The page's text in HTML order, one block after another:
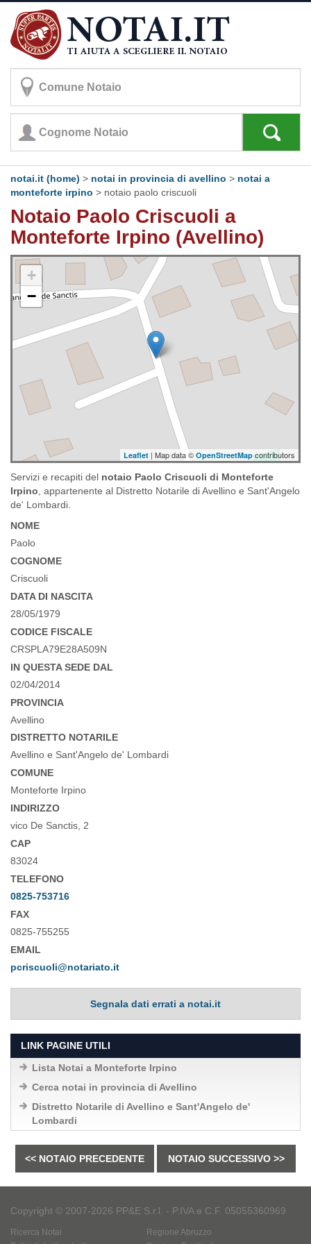
notai.it (home) > notai in provincia di avellino > notai a
monteforte irpino > notaio paolo criscuoli
Notaio Paolo Criscuoli a
Monteforte Irpino (Avellino)
+
−
Leaflet | Map data © OpenStreetMapcontributors
Servizi e recapiti del notaio Paolo Criscuoli di Monteforte
Irpino , appartenente al Distretto Notarile di Avellino e Sant'Angelo
de' Lombardi.
NOME
Paolo
COGNOME
Criscuoli
DATA DI NASCITA
28/05/1979
CODICE FISCALE
CRSPLA79E28A509N
IN QUESTA SEDE DAL
02/04/2014
PROVINCIA
Avellino
DISTRETTO NOTARILE
Avellino e Sant'Angelo de' Lombardi
COMUNE
Monteforte Irpino
INDIRIZZO
vico De Sanctis, 2
CAP
83024
TELEFONO
0825-753716
FAX
0825-755255
EMAIL
pcriscuoli@notariato.it
Segnala dati errati a notai.it
LINK PAGINE UTILI
Lista Notai a Monteforte Irpino
Cerca notai in provincia di Avellino
Distretto Notarile di Avellino e Sant'Angelo de'
Lombardi
<< NOTAIO PRECEDENTE NOTAIO SUCCESSIVO >>
Copyright © 2007-2026 PP&E S.r.l. - P.IVA e C.F. 05055360969
Ricerca Notai
Regione Abruzzo